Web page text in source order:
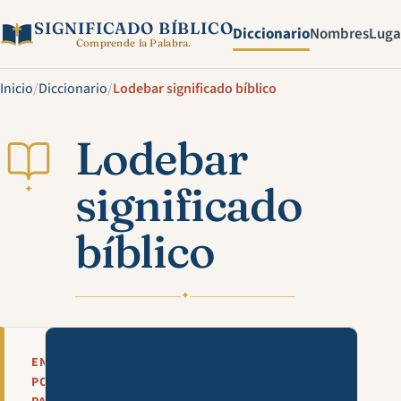
SIGNIFICADO BÍBLICO
Comprende la Palabra. DiccionarioNombres
Inicio/Diccionario/Lodebar significado bíblico
✦
Lodebar
significado
bíblico
✦
EN
POCAS
Mira esta explicación en